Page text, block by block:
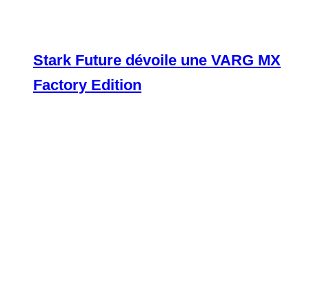
Stark Future dévoile une VARG MX
Factory Edition